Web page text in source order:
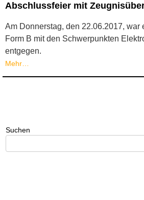
Abschlussfeier mit
Am Donnerstag, den 22.06.2017,
Form B mit den Schwerpunkten
entgegen.
Mehr…
Suchen